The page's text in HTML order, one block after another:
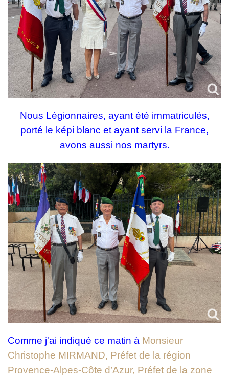
Nous Légionnaires, ayant été immatriculés,
porté le képi blanc et ayant servi la France,
avons aussi nos martyrs.
Comme j'ai indiqué ce matin à Monsieur
Christophe MIRMAND, Préfet de la région
Provence-Alpes-Côte d’Azur, Préfet de la zone